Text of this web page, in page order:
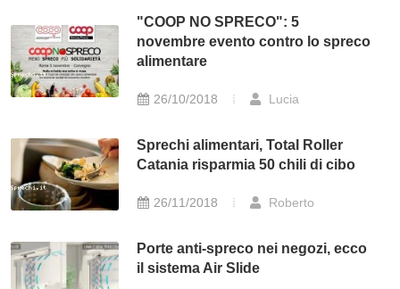
"COOP NO SPRECO": 5
novembre evento contro lo spreco
alimentare
26/10/2018 Lucia
Sprechi alimentari, Total Roller
Catania risparmia 50 chili di cibo
26/11/2018 Roberto
Porte anti-spreco nei negozi, ecco
il sistema Air Slide